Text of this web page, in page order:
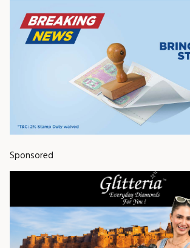
Sponsored